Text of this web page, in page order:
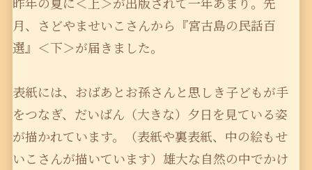
月、さどやませいこさんから『宮古島の民話百
選』＜下＞が届きました。
表紙には、おばあとお孫さんと思しき子どもが手
をつなぎ、だいばん（大きな）夕日を見ている姿
が描かれています。（表紙や裏表紙、中の絵もせ
いこさんが描いています）雄大な自然の中でかけ